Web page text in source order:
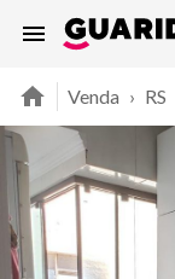
Venda › RS